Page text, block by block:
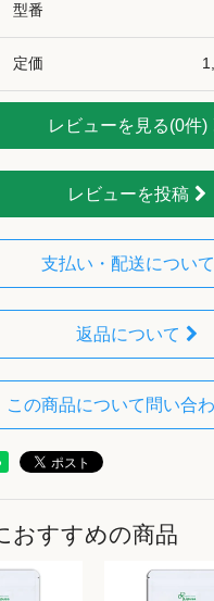
型番
定価
レビューを見る(0件)
レビューを投稿
支払い・配送について
返品について
この商品について問い合
おすすめの商品